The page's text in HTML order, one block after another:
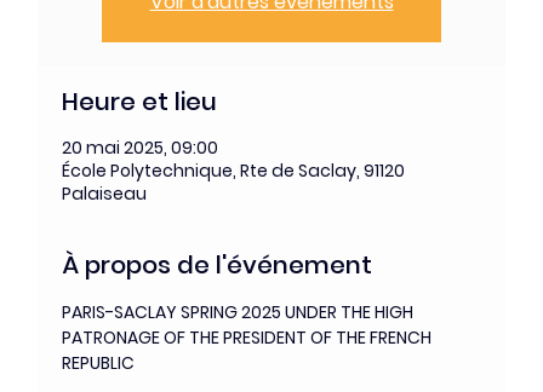
Heure et lieu
20 mai 2025, 09:00
École Polytechnique, Rte de Saclay, 91120
Palaiseau
À propos de l'événement
PARIS-SACLAY SPRING 2025 UNDER THE HIGH
PATRONAGE OF THE PRESIDENT OF THE FRENCH
REPUBLIC